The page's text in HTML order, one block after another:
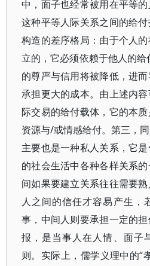
中，面子也经常被用在平等的
这种平等人际关系之间的给
构造的差序格局：由于个人
立的，它必须依赖于他人的
的尊严与信用将被降低，进
承担更大的成本。由上述内
际交易的给付载体，它的本
资源与/或情感给付。第三，
主要也是一种私人关系，它
的社会生活中各种各样关系
间如果要建立关系往往需要
人之间的信任才容易产生，
事，中间人则要承担一定的
报，是当事人在人情、面子
则。实际上，儒学义理中的“